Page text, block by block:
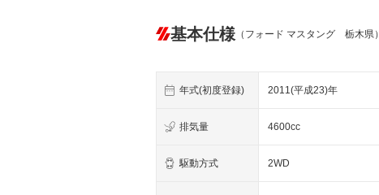
基本仕様 （フォード マスタング 栃木県）
年式(初度登録) 2011(平成23)年
排気量 4600cc
駆動方式 2WD